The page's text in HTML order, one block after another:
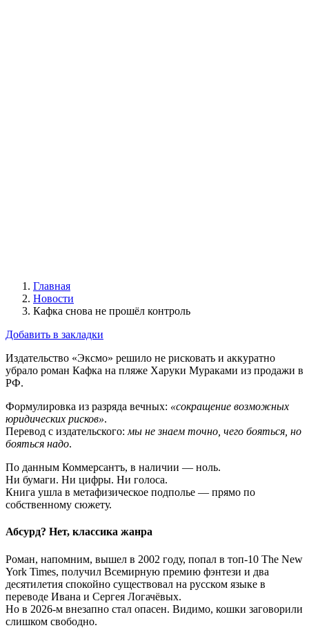
Главная
Новости
Кафка снова не прошёл контроль
Добавить в закладки
Издательство «Эксмо» решило не рисковать и аккуратно
убрало роман Кафка на пляже Харуки Мураками из продажи в
РФ.
Формулировка из разряда вечных: «сокращение возможных
юридических рисков».
Перевод с издательского: мы не знаем точно, чего бояться, но
бояться надо.
По данным Коммерсантъ, в наличии — ноль.
Ни бумаги. Ни цифры. Ни голоса.
Книга ушла в метафизическое подполье — прямо по
собственному сюжету.
Абсурд? Нет, классика жанра
Роман, напомним, вышел в 2002 году, попал в топ-10 The New
York Times, получил Всемирную премию фэнтези и два
десятилетия спокойно существовал на русском языке в
переводе Ивана и Сергея Логачёвых.
Но в 2026-м внезапно стал опасен. Видимо, кошки заговорили
слишком свободно.